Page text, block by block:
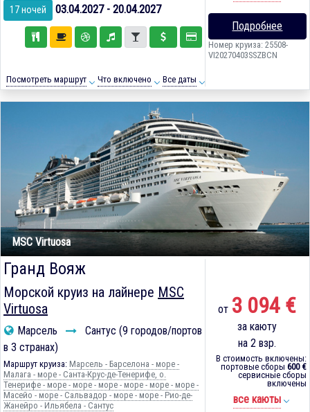
17 ночей 03.04.2027 - 20.04.2027
Посмотреть маршрут Что включено Все даты
Подробнее
Номер круиза: 25508-
VI20270403SSZBCN
MSC Virtuosa
Гранд Вояж
Морской круиз на лайнере MSC
Virtuosa
Марсель
Сантус (9 городов/портов
в 3 странах)
Маршрут круиза: Марсель - Барселона - море -
Малага - море - Санта-Крус-де-Тенерифе, о.
Тенерифе - море - море - море - море - море - море -
Масейо - море - Сальвадор - море - море - Рио-де-
Жанейро - Ильябела - Сантус
от 3 094 €
за каюту
на 2 взр.
В стоимость включены:
портовые сборы 600 €
сервисные сборы
включены
все каюты